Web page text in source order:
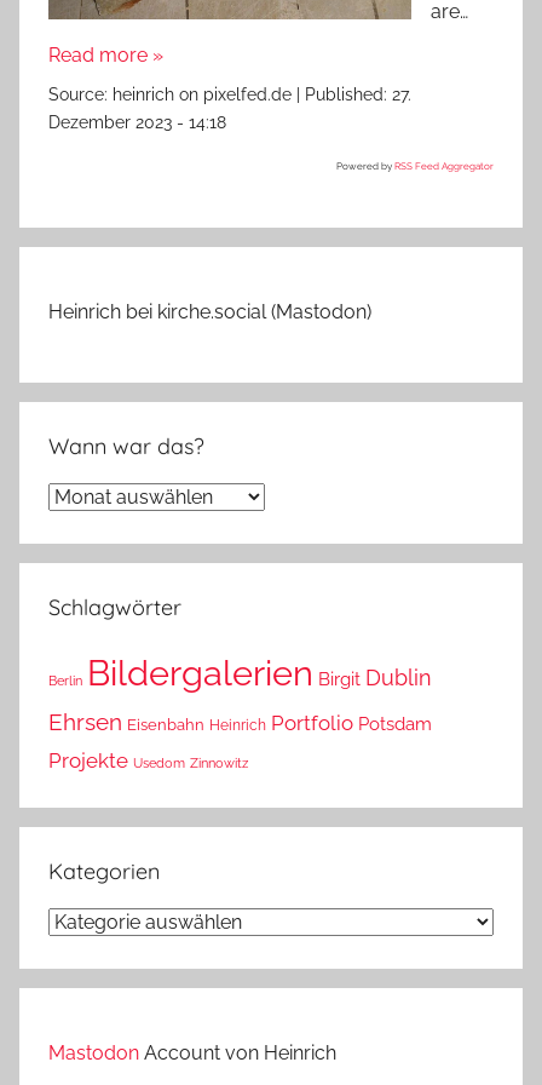
are…
Read more »
Source: heinrich on pixelfed.de Published: 27.
Dezember 2023 - 14:18
Powered by RSS Feed Aggregator
Heinrich bei kirche.social (Mastodon)
Wann war das?
Wann
das?
Schlagwörter
Berlin Bildergalerien Birgit Dublin
Ehrsen Eisenbahn Heinrich Portfolio Potsdam
Projekte Usedom Zinnowitz
Kategorien
Kategorien
Mastodon Account von Heinrich